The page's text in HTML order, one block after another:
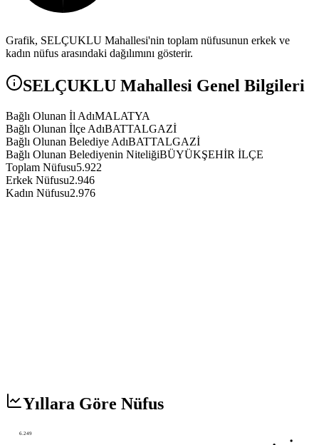
Grafik, SELÇUKLU Mahallesi'nin toplam nüfusunun erkek ve
kadın nüfus arasındaki dağılımını gösterir.
SELÇUKLU Mahallesi Genel Bilgileri
Bağlı Olunan İl AdıMALATYA
Bağlı Olunan İlçe AdıBATTALGAZİ
Bağlı Olunan Belediye AdıBATTALGAZİ
Bağlı Olunan Belediyenin NiteliğiBÜYÜKŞEHİR İLÇE
Toplam Nüfusu5.922
Erkek Nüfusu2.946
Kadın Nüfusu2.976
Yıllara Göre Nüfus
6.249